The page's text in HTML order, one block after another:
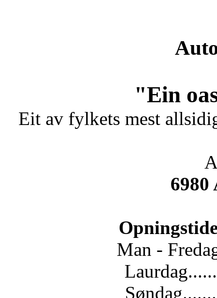
"Ein
Eit av fylkets mest
Man -